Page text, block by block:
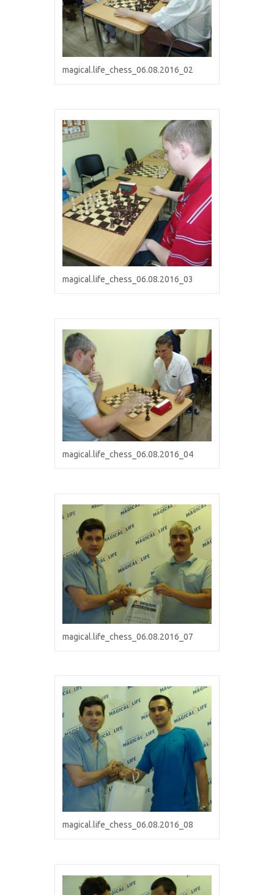
magical.life_chess_06.08.2016_02
magical.life_chess_06.08.2016_03
magical.life_chess_06.08.2016_04
magical.life_chess_06.08.2016_07
magical.life_chess_06.08.2016_08